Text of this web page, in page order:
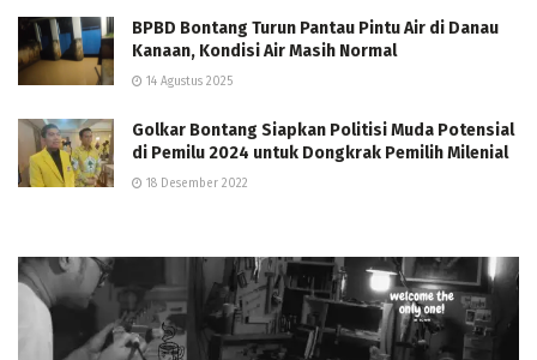
BPBD Bontang Turun Pantau Pintu Air di Danau
Kanaan, Kondisi Air Masih Normal
14 Agustus 2025
Golkar Bontang Siapkan Politisi Muda Potensial
di Pemilu 2024 untuk Dongkrak Pemilih Milenial
18 Desember 2022